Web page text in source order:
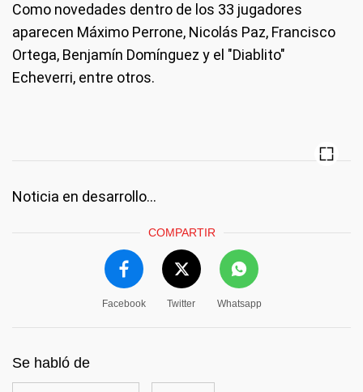
Como novedades dentro de los 33 jugadores
aparecen Máximo Perrone, Nicolás Paz, Francisco
Ortega, Benjamín Domínguez y el "Diablito"
Echeverri, entre otros.
Noticia en desarrollo...
COMPARTIR
Facebook Twitter Whatsapp
Se habló de